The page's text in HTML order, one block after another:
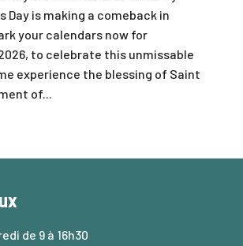
Day is making a comeback in
your calendars now for
to celebrate this unmissable
experience the blessing of Saint
of...
de 9 à 16h30